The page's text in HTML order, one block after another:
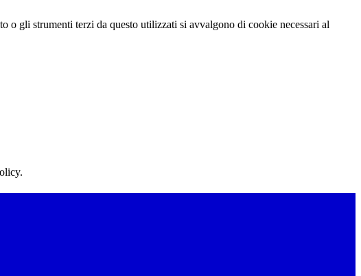
o gli strumenti terzi da questo utilizzati si avvalgono di cookie necessari al